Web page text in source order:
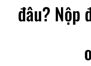
đâu? Nộp